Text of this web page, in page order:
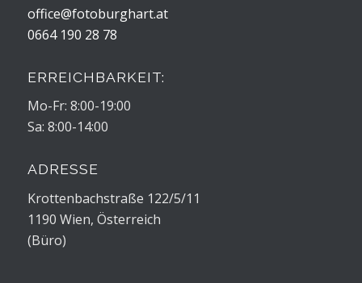
office@fotoburghart.at
0664 190 28 78
ERREICHBARKEIT:
Mo-Fr: 8:00-19:00
Sa: 8:00-14:00
ADRESSE
Krottenbachstraße 122/5/11
1190 Wien, Österreich
(Büro)